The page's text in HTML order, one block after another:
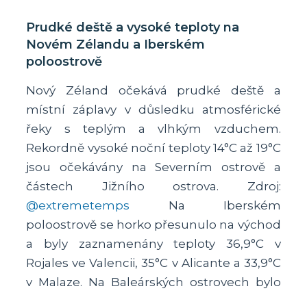
Prudké deště a vysoké teploty na
Novém Zélandu a Iberském
poloostrově
Nový Zéland očekává prudké deště a
místní záplavy v důsledku atmosférické
řeky s teplým a vlhkým vzduchem.
Rekordně vysoké noční teploty 14°C až 19°C
jsou očekávány na Severním ostrově a
částech Jižního ostrova. Zdroj:
@extremetemps Na Iberském
poloostrově se horko přesunulo na východ
a byly zaznamenány teploty 36,9°C v
Rojales ve Valencii, 35°C v Alicante a 33,9°C
v Malaze. Na Baleárských ostrovech bylo